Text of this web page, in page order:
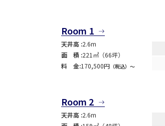
Room 1
天井高 :2.6m
面 積 :221㎡（66坪）
料 金:170,500円 （税込）〜
Room 2
天井高 :2.6m